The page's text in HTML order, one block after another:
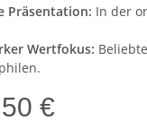
Präsentation: In der
Wertfokus:
€